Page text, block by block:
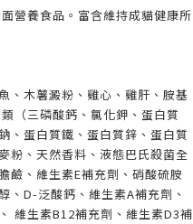
營養食品。富含維持成貓健康所
、木薯澱粉、雞心、雞肝、胺基
（三磷酸鈣、氯化鉀、蛋白質
、蛋白質鐵、蛋白質鋅、蛋白質
粉、天然香料、液態巴氏殺菌全
鹼、維生素E補充劑、硝酸硫胺
、D-泛酸鈣、維生素A補充劑、
維生素B12補充劑、維生素D3補